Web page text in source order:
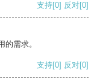
支持[0] 反对[0]
需求。
支持[0] 反对[0]